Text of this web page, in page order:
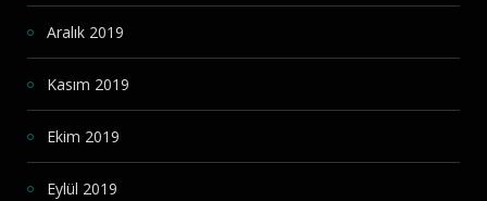
Aralık 2019
Kasım 2019
Ekim 2019
Eylül 2019